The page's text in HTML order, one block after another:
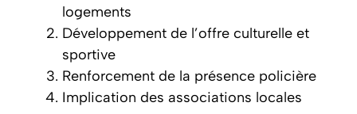
logements
Développement de l’offre culturelle et
sportive
Renforcement de la présence policière
Implication des associations locales